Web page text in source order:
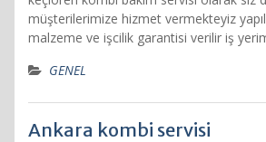
müşterilerimize hizmet vermekteyiz
malzeme ve işcilik garantisi verilir iş
GENEL
Ankara kombi servisi